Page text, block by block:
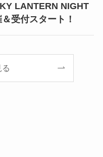
LANTERN NIGHT
受付スタート！
る